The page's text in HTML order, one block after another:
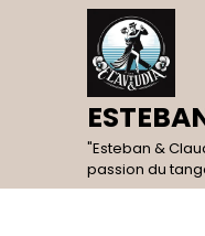
"Esteban &
passion du